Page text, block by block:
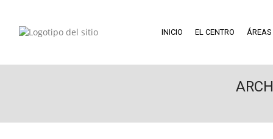
INICIO EL CENTRO ÁREAS